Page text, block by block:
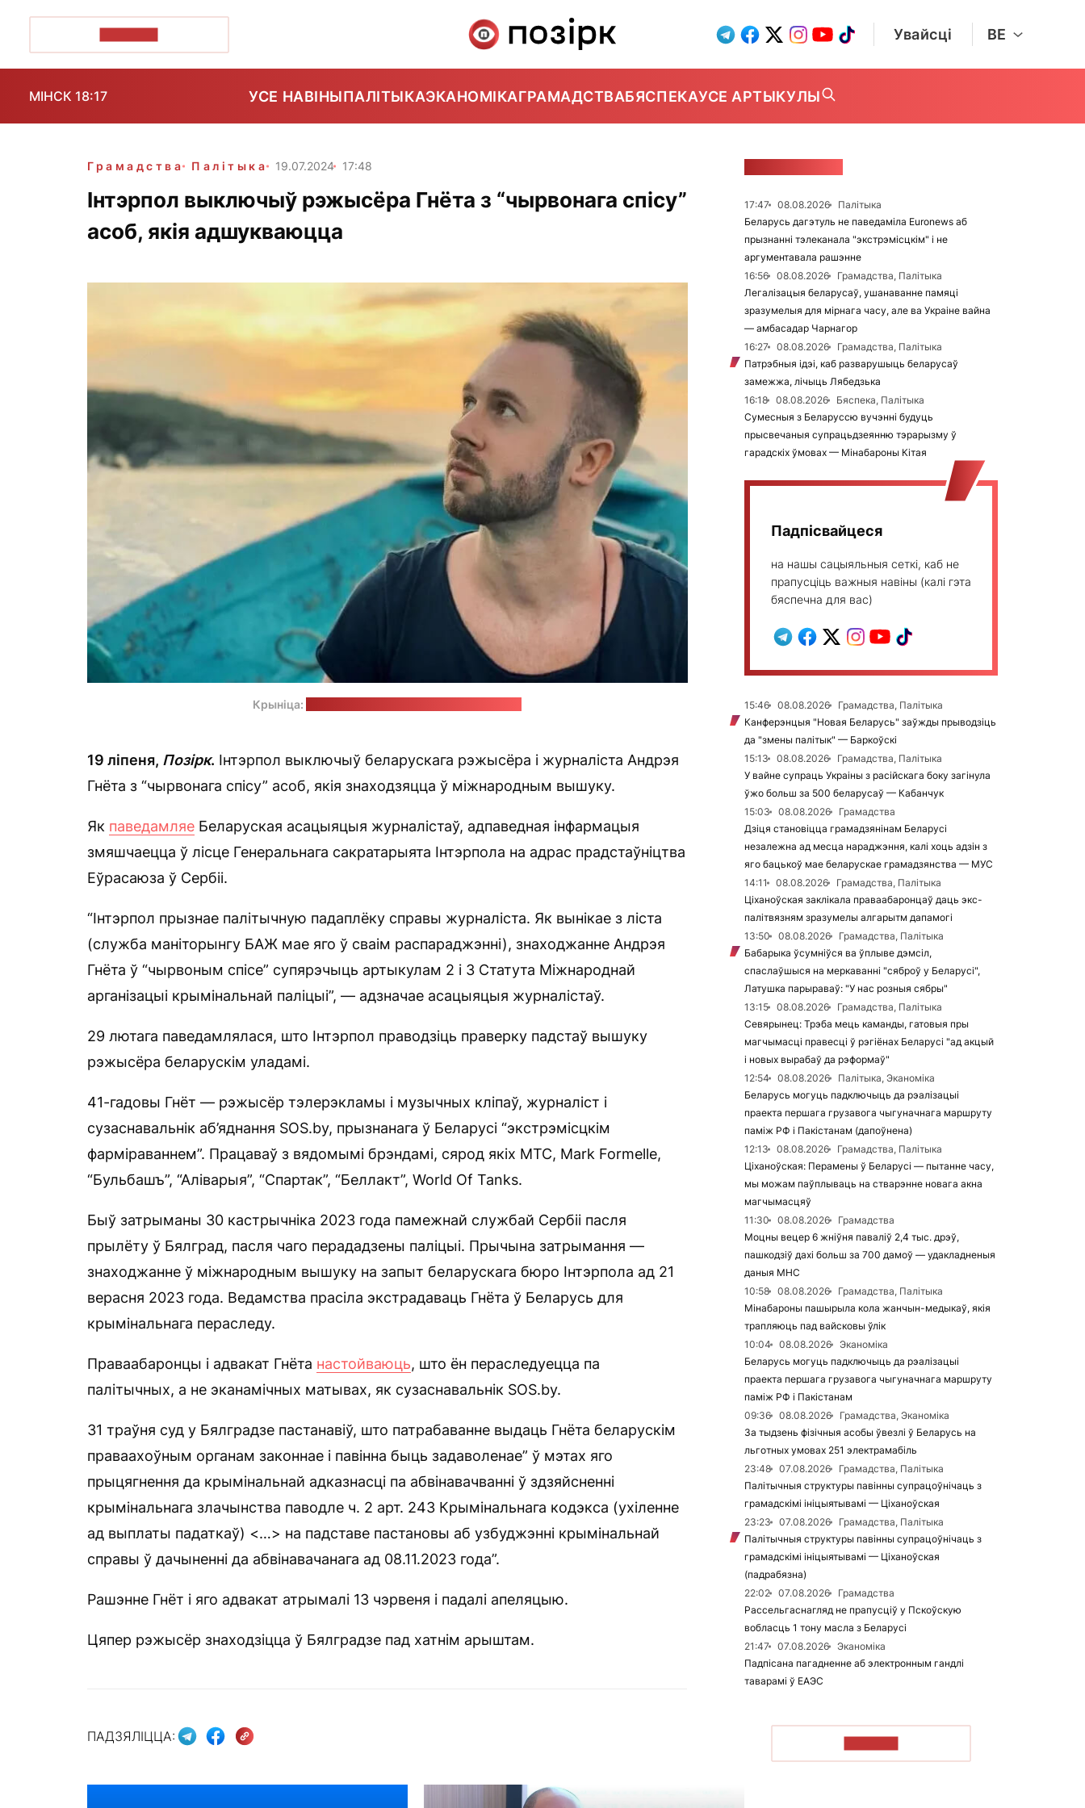
Увайсці BE
МІНСК 18:17 УСЕ НАВІНЫПАЛІТЫКАЭКАНОМІКАГРАМАДСТВАБЯСПЕКАУСЕ АРТЫКУЛЫ
Грамадства Палітыка 19.07.2024 17:48
Інтэрпол выключыў рэжысёра Гнёта з “чырвонага спісу”
асоб, якія адшукваюцца
Крыніца:
19 ліпеня, Позірк. Інтэрпол выключыў беларускага рэжысёра і журналіста Андрэя
Гнёта з “чырвонага спісу” асоб, якія знаходзяцца ў міжнародным вышуку.
Як паведамляе Беларуская асацыяцыя журналістаў, адпаведная інфармацыя
змяшчаецца ў лісце Генеральнага сакратарыята Інтэрпола на адрас прадстаўніцтва
Еўрасаюза ў Сербіі.
“Інтэрпол прызнае палітычную падаплёку справы журналіста. Як вынікае з ліста
(служба маніторынгу БАЖ мае яго ў сваім распараджэнні), знаходжанне Андрэя
Гнёта ў “чырвоным спісе” супярэчыць артыкулам 2 і 3 Статута Міжнароднай
арганізацыі крымінальнай паліцыі”, — адзначае асацыяцыя журналістаў.
29 лютага паведамлялася, што Інтэрпол праводзіць праверку падстаў вышуку
рэжысёра беларускім уладамі.
41-гадовы Гнёт — рэжысёр тэлерэкламы і музычных кліпаў, журналіст і
сузаснавальнік аб’яднання SOS.by, прызнанага ў Беларусі “экстрэмісцкім
фарміраваннем”. Працаваў з вядомымі брэндамі, сярод якіх МТС, Mark Formelle,
“Бульбашъ”, “Аліварыя”, “Спартак”, “Беллакт”, World Of Tanks.
Быў затрыманы 30 кастрычніка 2023 года памежнай службай Сербіі пасля
прылёту ў Бялград, пасля чаго перададзены паліцыі. Прычына затрымання —
знаходжанне ў міжнародным вышуку на запыт беларускага бюро Інтэрпола ад 21
верасня 2023 года. Ведамства прасіла экстрадаваць Гнёта ў Беларусь для
крымінальнага пераследу.
Праваабаронцы і адвакат Гнёта настойваюць, што ён пераследуецца па
палітычных, а не эканамічных матывах, як сузаснавальнік SOS.by.
31 траўня суд у Бялградзе пастанавіў, што патрабаванне выдаць Гнёта беларускім
праваахоўным органам законнае і павінна быць задаволенае” ў мэтах яго
прыцягнення да крымінальнай адказнасці па абвінавачванні ў здзяйсненні
крымінальнага злачынства паводле ч. 2 арт. 243 Крымінальнага кодэкса (ухіленне
ад выплаты падаткаў) <…> на падставе пастановы аб узбуджэнні крымінальнай
справы ў дачыненні да абвінавачанага ад 08.11.2023 года”.
Рашэнне Гнёт і яго адвакат атрымалі 13 чэрвеня і падалі апеляцыю.
Цяпер рэжысёр знаходзіцца ў Бялградзе пад хатнім арыштам.
ПАДЗЯЛІЦЦА:
17:47 08.08.2026
Палітыка
Беларусь дагэтуль не паведаміла Euronews аб
прызнанні тэлеканала "экстрэмісцкім" і не
аргументавала рашэнне
16:56
08.08.2026
Грамадства, Палітыка
Легалізацыя беларусаў, ушанаванне памяці
зразумелыя для мірнага часу, але ва Украіне вайна
— амбасадар Чарнагор
16:27
08.08.2026
Грамадства, Палітыка
Патрэбныя ідэі, каб разварушыць беларусаў
замежжа, лічыць Лябедзька
16:18
08.08.2026
Бяспека, Палітыка
Сумесныя з Беларуссю вучэнні будуць
прысвечаныя супрацьдзеянню тэрарызму ў
гарадскіх ўмовах — Мінабароны Кітая
Падпісвайцеся
на нашы сацыяльныя сеткі, каб не
прапусціць важныя навіны (калі гэта
бяспечна для вас)
15:46 08.08.2026
Грамадства, Палітыка
Канферэнцыя "Новая Беларусь" заўжды прыводзіць
да "змены палітык" — Баркоўскі
15:13
08.08.2026
Грамадства, Палітыка
У вайне супраць Украіны з расійскага боку загінула
ўжо больш за 500 беларусаў — Кабанчук
15:03
08.08.2026
Грамадства
Дзіця становіцца грамадзянінам Беларусі
незалежна ад месца нараджэння, калі хоць адзін з
яго бацькоў мае беларускае грамадзянства — МУС
14:11
08.08.2026
Грамадства, Палітыка
Ціханоўская заклікала праваабаронцаў даць экс-
палітвязням зразумелы алгарытм дапамогі
13:50
08.08.2026
Грамадства, Палітыка
Бабарыка ўсумніўся ва ўплыве дэмсіл,
спаслаўшыся на меркаванні "сяброў у Беларусі",
Латушка парыраваў: "У нас розныя сябры"
13:15
08.08.2026
Грамадства, Палітыка
Севярынец: Трэба мець каманды, гатовыя пры
магчымасці правесці ў рэгіёнах Беларусі "ад акцый
і новых вырабаў да рэформаў"
12:54
08.08.2026
Палітыка, Эканоміка
Беларусь могуць падключыць да рэалізацыі
праекта першага грузавога чыгуначнага маршруту
паміж РФ і Пакістанам (дапоўнена)
12:13
08.08.2026
Грамадства, Палітыка
Ціханоўская: Перамены ў Беларусі — пытанне часу,
мы можам паўплываць на стварэнне новага акна
магчымасцяў
11:30
08.08.2026
Грамадства
Моцны вецер 6 жніўня паваліў 2,4 тыс. дрэў,
пашкодзіў дахі больш за 700 дамоў — удакладненыя
даныя МНС
10:58
08.08.2026
Грамадства, Палітыка
Мінабароны пашырыла кола жанчын-медыкаў, якія
трапляюць пад вайсковы ўлік
10:04
08.08.2026
Эканоміка
Беларусь могуць падключыць да рэалізацыі
праекта першага грузавога чыгуначнага маршруту
паміж РФ і Пакістанам
09:36
08.08.2026
Грамадства, Эканоміка
За тыдзень фізічныя асобы ўвезлі ў Беларусь на
льготных умовах 251 электрамабіль
23:48
07.08.2026
Грамадства, Палітыка
Палітычныя структуры павінны супрацоўнічаць з
грамадскімі ініцыятывамі — Ціханоўская
23:23
07.08.2026
Грамадства, Палітыка
Палітычныя структуры павінны супрацоўнічаць з
грамадскімі ініцыятывамі — Ціханоўская
(падрабязна)
22:02
07.08.2026
Грамадства
Рассельгаснагляд не прапусціў у Пскоўскую
вобласць 1 тону масла з Беларусі
21:47
07.08.2026
Эканоміка
Падпісана пагадненне аб электронным гандлі
таварамі ў ЕАЭС